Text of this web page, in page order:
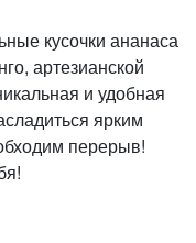
кусочки ананаса
артезианской
и удобная
ярким
перерыв!